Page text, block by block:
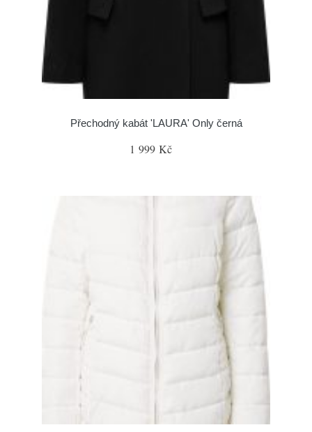
Přechodný kabát 'LAURA' Only černá
1 999 Kč